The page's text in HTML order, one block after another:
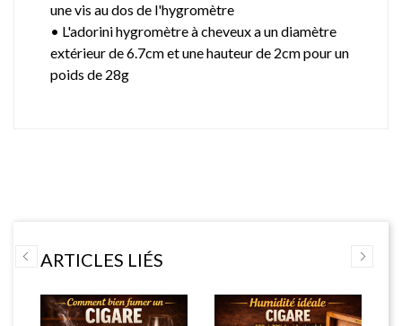
une vis au dos de l'hygromètre
• L'adorini hygromètre à cheveux a un diamètre
extérieur de 6.7cm et une hauteur de 2cm pour un
poids de 28g
ARTICLES LIÉS